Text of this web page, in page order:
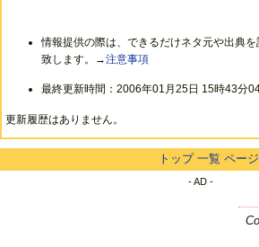
情報提供の際は、できるだけネタ元や出典
致します。→注意事項
最終更新時間：2006年01月25日 15時43分
更新履歴はありません。
トップ 一覧 ペー
- AD -